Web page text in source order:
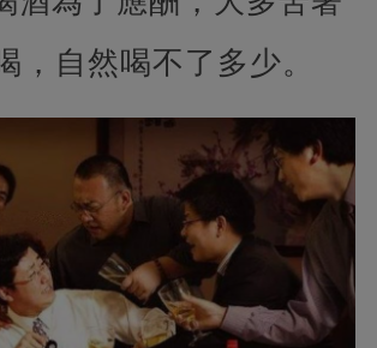
，自然喝不了多少。